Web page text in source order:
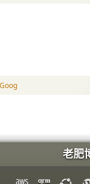
日历到黑莓的官方
老肥